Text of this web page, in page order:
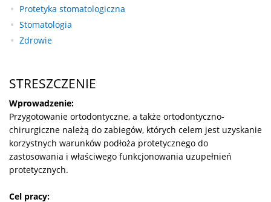
Protetyka stomatologiczna
Stomatologia
Zdrowie
STRESZCZENIE
Wprowadzenie:
Przygotowanie ortodontyczne, a także ortodontyczno-
chirurgiczne należą do zabiegów, których celem jest uzyskanie
korzystnych warunków podłoża protetycznego do
zastosowania i właściwego funkcjonowania uzupełnień
protetycznych.
Cel pracy: